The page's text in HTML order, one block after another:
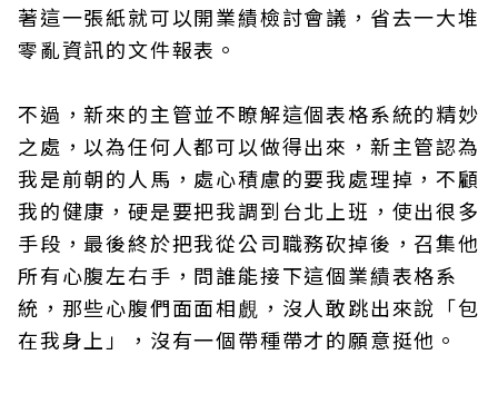
著這一張紙就可以開業績檢討會議，省去一大堆
零亂資訊的文件報表。
不過，新來的主管並不瞭解這個表格系統的精妙
之處，以為任何人都可以做得出來，新主管認為
我是前朝的人馬，處心積慮的要我處理掉，不顧
我的健康，硬是要把我調到台北上班，使出很多
手段，最後終於把我從公司職務砍掉後，召集他
所有心腹左右手，問誰能接下這個業績表格系
統，那些心腹們面面相覻，沒人敢跳出來說「包
在我身上」，沒有一個帶種帶才的願意挺他。